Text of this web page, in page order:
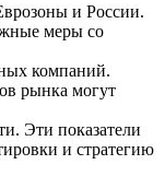
и России.
меры со
компаний.
рынка могут
Эти показатели
и стратегию